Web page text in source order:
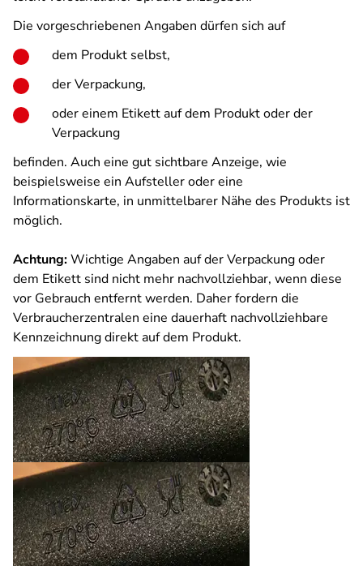
Die vorgeschriebenen Angaben dürfen sich auf
dem Produkt selbst,
der Verpackung,
oder einem Etikett auf dem Produkt oder der
Verpackung
befinden. Auch eine gut sichtbare Anzeige, wie
beispielsweise ein Aufsteller oder eine
Informationskarte, in unmittelbarer Nähe des Produkts ist
möglich.
Achtung:Wichtige Angaben auf der Verpackung oder
dem Etikett sind nicht mehr nachvollziehbar, wenn diese
vor Gebrauch entfernt werden. Daher fordern die
Verbraucherzentralen eine dauerhaft nachvollziehbare
Kennzeichnung direkt auf dem Produkt.